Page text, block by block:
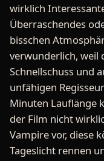
wirklich
Überraschendes
bisschen
verwunderlich, weil
Schnellschuss und
unfähigen
Minuten Lauflänge
der Film nicht
Vampire vor, diese
Tageslicht rennen